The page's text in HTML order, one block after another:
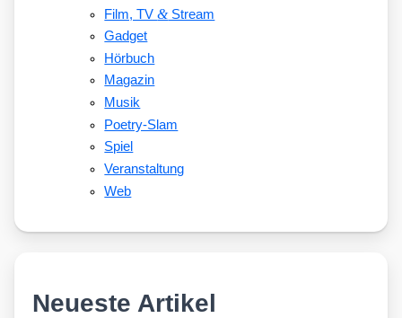
Film, TV&Stream
Gadget
Hörbuch
Magazin
Musik
Poetry-Slam
Spiel
Veranstaltung
Web
Neueste Artikel